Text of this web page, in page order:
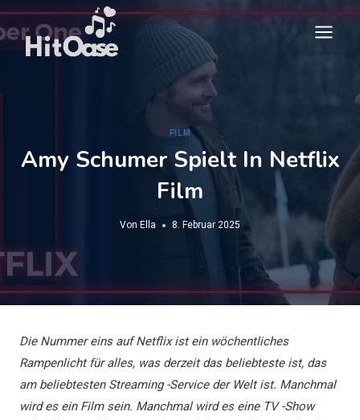
Zum
Inhalt
springen
FILM
Amy Schumer Spielt In Netflix
Film
Von Ella 8. Februar 2025
Die Nummer eins auf Netflix ist ein wöchentliches
Rampenlicht für alles, was derzeit das beliebteste ist, das
am beliebtesten Streaming -Service der Welt ist. Manchmal
wird es ein Film sein. Manchmal wird es eine TV -Show